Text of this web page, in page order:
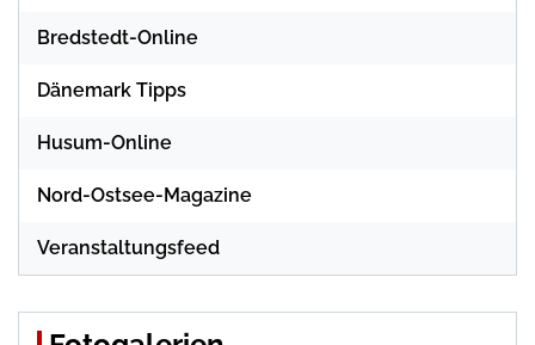
Bredstedt-Online
Dänemark Tipps
Husum-Online
Nord-Ostsee-Magazine
Veranstaltungsfeed